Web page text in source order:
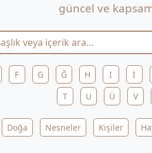
güncel ve
F G Ğ H I İ
T
U Ü V
Doğa Nesneler Kişiler